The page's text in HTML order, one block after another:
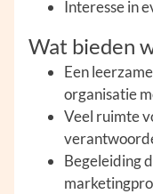
Interesse in
Wat bieden
Een
organisatie
Veel ruimte
Begeleiding